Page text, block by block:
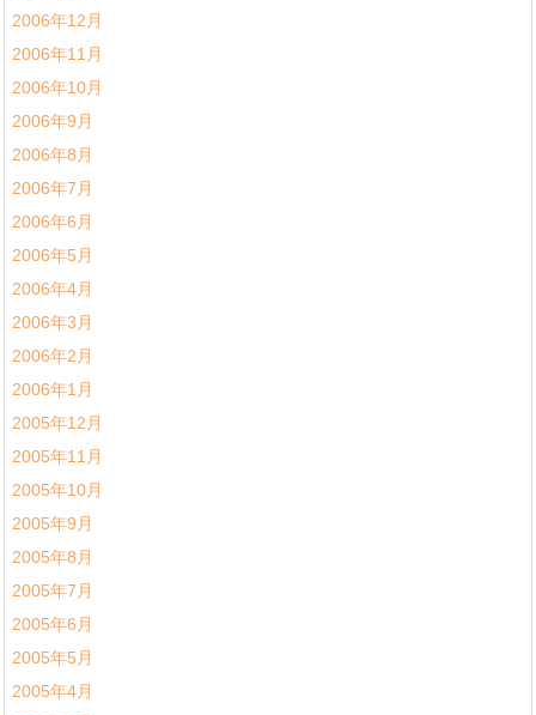
2006年12月
2006年11月
2006年10月
2006年9月
2006年8月
2006年7月
2006年6月
2006年5月
2006年4月
2006年3月
2006年2月
2006年1月
2005年12月
2005年11月
2005年10月
2005年9月
2005年8月
2005年7月
2005年6月
2005年5月
2005年4月